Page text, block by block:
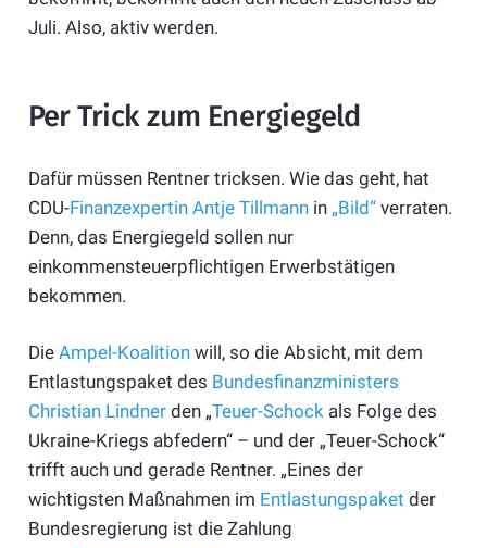
Juli. Also, aktiv werden.
Per Trick zum Energiegeld
Dafür müssen Rentner tricksen. Wie das geht, hat
CDU-Finanzexpertin Antje Tillmannin „Bild“verraten.
Denn, das Energiegeld sollen nur
einkommensteuerpflichtigen Erwerbstätigen
bekommen.
Die Ampel-Koalitionwill, so die Absicht, mit dem
Entlastungspaket des Bundesfinanzministers
Christian Lindnerden „Teuer-Schockals Folge des
Ukraine-Kriegs abfedern“ – und der „Teuer-Schock“
trifft auch und gerade Rentner. „Eines der
wichtigsten Maßnahmen im Entlastungspaket der
Bundesregierung ist die Zahlung